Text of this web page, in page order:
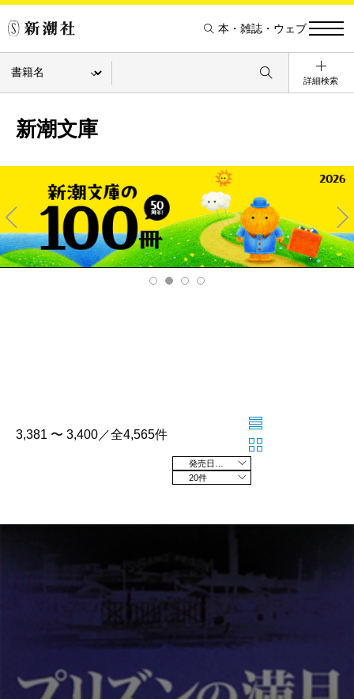
本・雑誌・ウェブ
詳細検索
新潮文庫
Pre
v
Ne
xt
3,381 〜 3,400／全4,565件
20件